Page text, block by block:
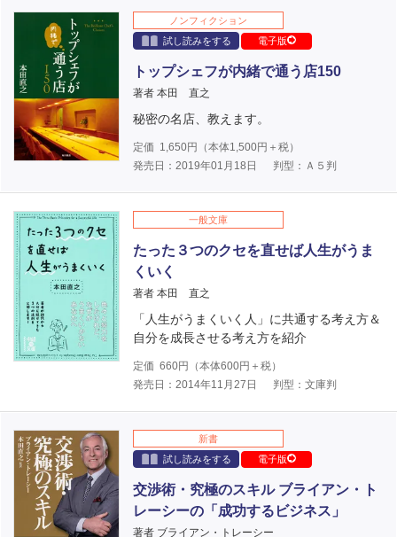
ノンフィクション
試し読みをする
電子版
トップシェフが内緒で通う店150
著者 本田 直之
秘密の名店、教えます。
定価 1,650円（本体1,500円＋税）
発売日：2019年01月18日
判型：Ａ５判
一般文庫
たった３つのクセを直せば人生がうま
くいく
著者 本田 直之
「人生がうまくいく人」に共通する考え方＆
自分を成長させる考え方を紹介
定価 660円（本体600円＋税）
発売日：2014年11月27日
判型：文庫判
新書
試し読みをする
電子版
交渉術・究極のスキル ブライアン・ト
レーシーの「成功するビジネス」
著者 ブライアン・トレーシー